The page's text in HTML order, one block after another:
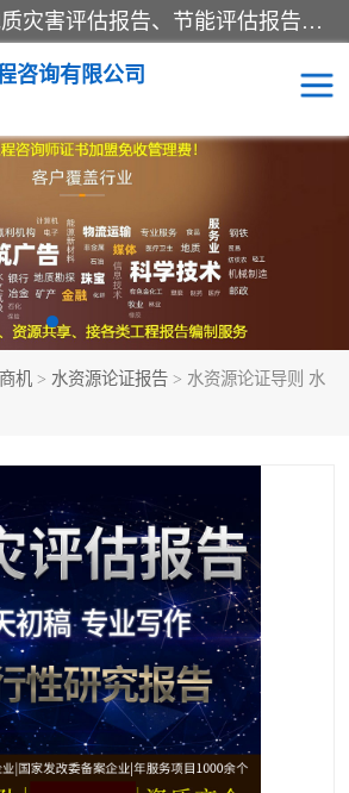
公司主营业务有地质灾害评估报告、节能评估报告、水土保持验收、水资源论证、土地复垦报告、项目可行性研究报告等。是经国家工商总局批准，在法律、法规、决定规定禁止的不得经营；法律、法规、决定规定应当许可（审批）的，经审批机关批准后凭许可（审批）文件经营;法律、法规，市场主体自主选择经营。
咨询有限公司
机 > 水资源论证报告 > 水资源论证导则 水
土地复垦报告
工程项目验收报告